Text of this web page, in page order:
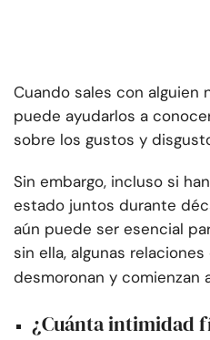
Cuando sales con alguien
puede ayudarlos a
sobre los gustos y
Sin embargo, incluso si
estado juntos durante
aún puede ser esencial
sin ella, algunas
desmoronan y comienzan
¿Cuánta intimidad